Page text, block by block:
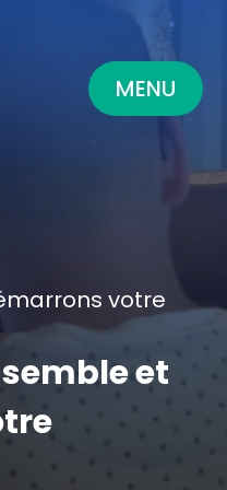
MENU
votre
et